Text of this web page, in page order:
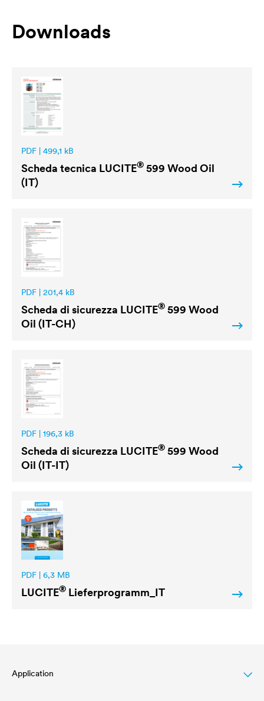
Downloads
PDF | 499,1 kB
Scheda tecnica LUCITE® 599 Wood Oil
(IT)
PDF | 201,4 kB
Scheda di sicurezza LUCITE® 599 Wood
Oil (IT-CH)
PDF | 196,3 kB
Scheda di sicurezza LUCITE® 599 Wood
Oil (IT-IT)
PDF | 6,3 MB
LUCITE® Lieferprogramm_IT
Application